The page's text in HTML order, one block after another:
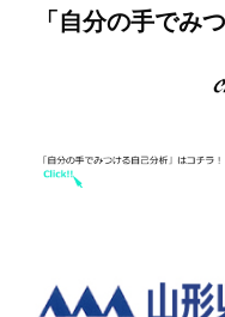
「自分の手でみ